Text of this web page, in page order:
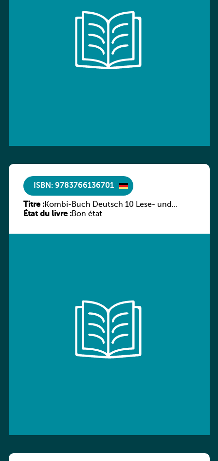
ISBN: 9783766136701
Titre :Kombi-Buch Deutsch 10 Lese- und
Sprachbuch
État du livre :Bon état